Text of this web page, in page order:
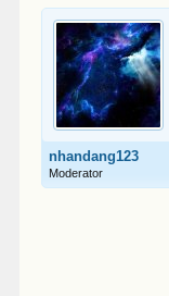
nhandang123
Moderator